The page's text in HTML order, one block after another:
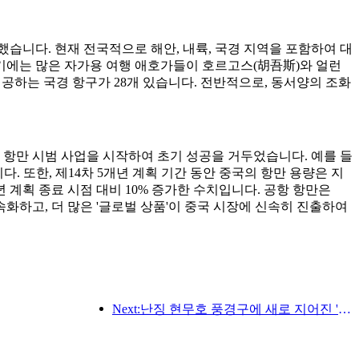
니다. 현재 전국적으로 해안, 내륙, 국경 지역을 포함하여 대
는 많은 자가용 여행 애호가들이 호르고스(胡吾斯)와 얼런
하는 국경 항구가 28개 있습니다. 전반적으로, 동서양의 조화
만 시범 사업을 시작하여 초기 성공을 거두었습니다. 예를 들
. 또한, 제14차 5개년 계획 기간 동안 중국의 항만 용량은 지
획 종료 시점 대비 10% 증가한 수치입니다. 공항 항만은
하고, 더 많은 '글로벌 상품'이 중국 시장에 신속히 진출하여
Next:난징 현무호 풍경구에 새로 지어진 '진링 시관'을 포함한 4개의 문화 공간이 공식적으로 개장했습니다.